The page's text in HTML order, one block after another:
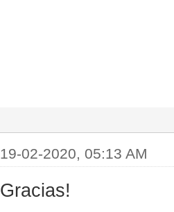
19-02-2020, 05:13 AM
Gracias!